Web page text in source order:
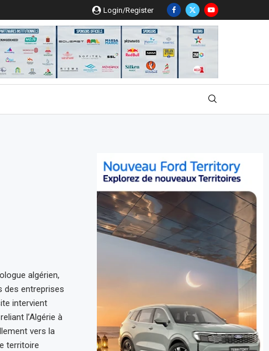
Login/Register
algérien,
des entreprises
intervient
l’Algérie à
vers la
territoire